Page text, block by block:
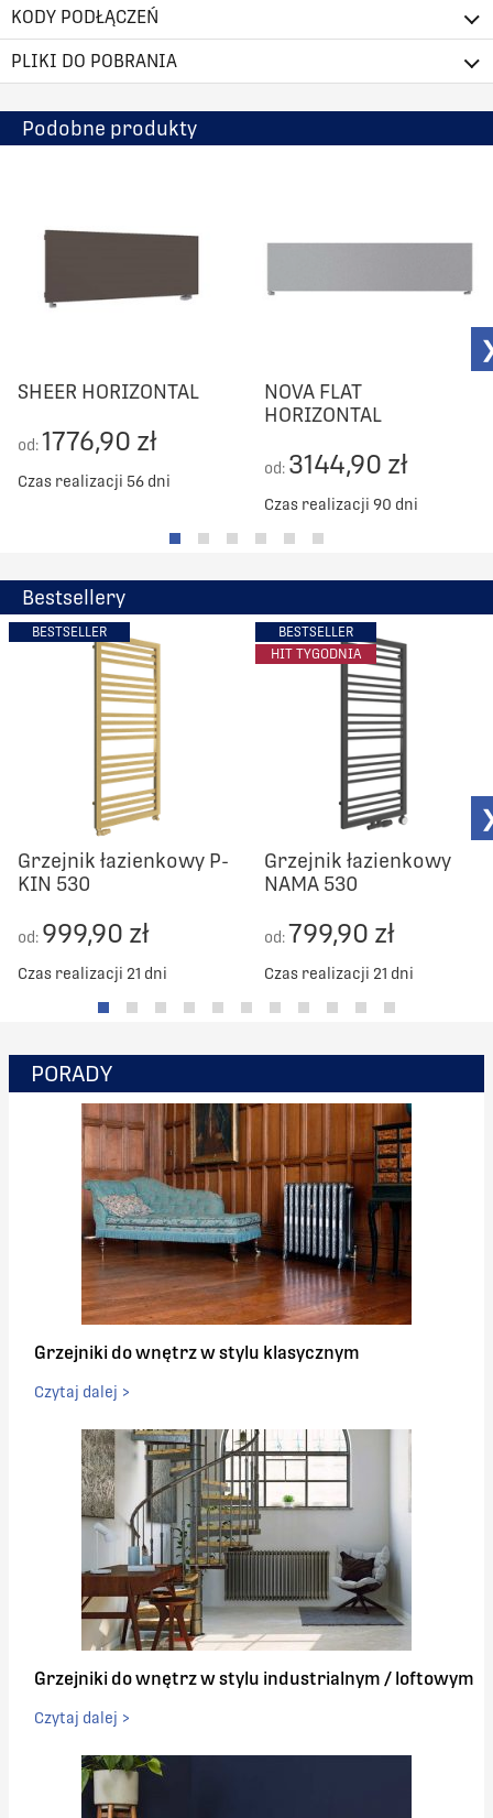
KODY PODŁĄCZEŃ
PLIKI DO POBRANIA
Podobne produkty
SHEER HORIZONTAL
od:1776,90 zł
Czas realizacji 56 dni
NOVA FLAT
HORIZONTAL
od: 3144,90 zł
Czas realizacji 90 dni
Bestsellery
BESTSELLER
Grzejnik łazienkowy P-
KIN 530
od: 999,90 zł
Czas realizacji 21 dni
BESTSELLER
HIT TYGODNIA
Grzejnik łazienkowy
NAMA 530
od:799,90 zł
Czas realizacji 21 dni
PORADY
Grzejniki do wnętrz w stylu klasycznym
Czytaj dalej >
Grzejniki do wnętrz w stylu industrialnym / loftowym
Czytaj dalej >